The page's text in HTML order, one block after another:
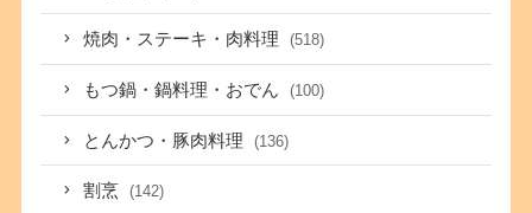
焼肉・ステーキ・肉料理 (518)
もつ鍋・鍋料理・おでん (100)
とんかつ・豚肉料理 (136)
割烹 (142)